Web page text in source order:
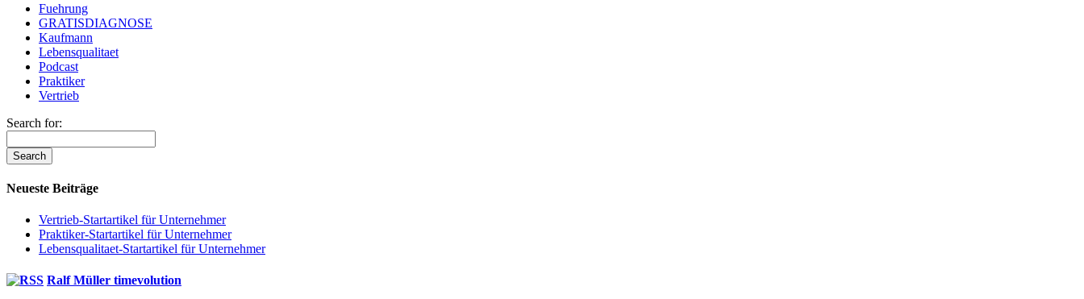
Fuehrung
GRATISDIAGNOSE
Kaufmann
Lebensqualitaet
Podcast
Praktiker
Vertrieb
Search for:
Neueste Beiträge
Vertrieb-Startartikel für Unternehmer
Praktiker-Startartikel für Unternehmer
Lebensqualitaet-Startartikel für Unternehmer
Ralf Müller timevolution